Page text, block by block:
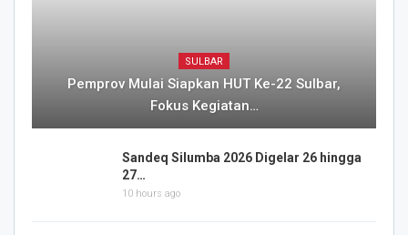
SULBAR
Pemprov Mulai Siapkan HUT Ke-22 Sulbar,
Fokus Kegiatan…
Sandeq Silumba 2026 Digelar 26 hingga
27…
10 hours ago